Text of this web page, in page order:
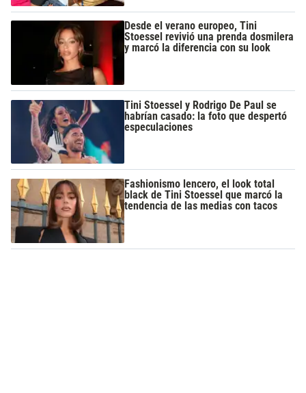
Desde el verano europeo, Tini
Stoessel revivió una prenda dosmilera
y marcó la diferencia con su look
Tini Stoessel y Rodrigo De Paul se
habrían casado: la foto que despertó
especulaciones
Fashionismo lencero, el look total
black de Tini Stoessel que marcó la
tendencia de las medias con tacos